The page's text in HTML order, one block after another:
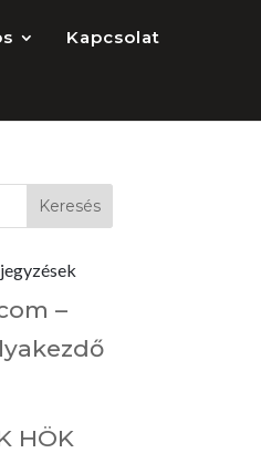
Kapcsolat
–
HÖK